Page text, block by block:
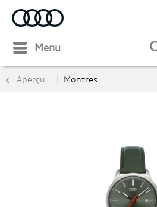
Menu
Aperçu Montres